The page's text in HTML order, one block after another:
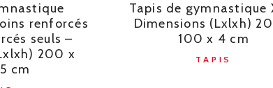
renforcés
seuls –
200 x
cm
Tapis de gymnastique
Dimensions (Lxlxh)
100 x 4 cm
TAPIS